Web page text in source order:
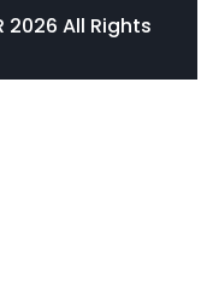
2026 All Rights